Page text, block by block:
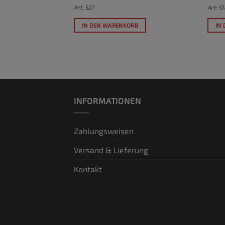
Art: S27
IN DEN WARENKORB
Art:
IN
INFORMATIONEN
Zahlungsweisen
Versand & Lieferung
Kontakt